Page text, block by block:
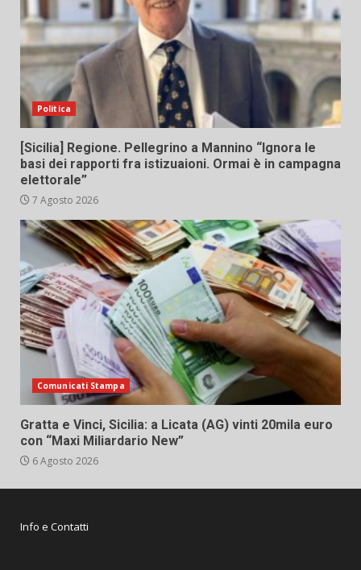
Politica
[Sicilia] Regione. Pellegrino a Mannino “Ignora le
basi dei rapporti fra istizuaioni. Ormai è in campagna
elettorale”
7 Agosto 2026
Comunicati Stampa
Gratta e Vinci, Sicilia: a Licata (AG) vinti 20mila euro
con “Maxi Miliardario New”
6 Agosto 2026
Info e Contatti